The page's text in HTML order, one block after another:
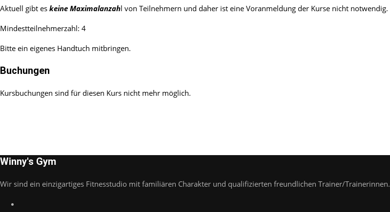
Aktuell gibt es keine Maximalanzahl von Teilnehmern und daher ist eine Voranmeldung der Kurse nicht notwendig.
Mindestteilnehmerzahl: 4
Bitte ein eigenes Handtuch mitbringen.
Buchungen
Kursbuchungen sind für diesen Kurs nicht mehr möglich.
Winny's Gym
Wir sind ein einzigartiges Fitnesstudio mit familiären Charakter und qualifizierten freundlichen Trainer/Trainerinnen.